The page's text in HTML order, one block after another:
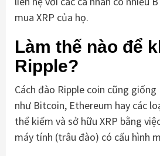
mua XRP của họ.
Làm thế nào để
Ripple?
Cách đào Ripple coin cũng giống
như Bitcoin, Ethereum hay các
thể kiếm và sở hữu XRP bằng
máy tính (trâu đào) có cấu hình